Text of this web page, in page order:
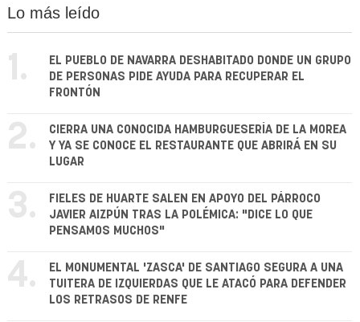
Lo más leído
1.
EL PUEBLO DE NAVARRA DESHABITADO DONDE UN GRUPO
DE PERSONAS PIDE AYUDA PARA RECUPERAR EL
FRONTÓN
2.
CIERRA UNA CONOCIDA HAMBURGUESERÍA DE LA MOREA
Y YA SE CONOCE EL RESTAURANTE QUE ABRIRÁ EN SU
LUGAR
3.
FIELES DE HUARTE SALEN EN APOYO DEL PÁRROCO
JAVIER AIZPÚN TRAS LA POLÉMICA: "DICE LO QUE
PENSAMOS MUCHOS"
4.
EL MONUMENTAL 'ZASCA' DE SANTIAGO SEGURA A UNA
TUITERA DE IZQUIERDAS QUE LE ATACÓ PARA DEFENDER
LOS RETRASOS DE RENFE